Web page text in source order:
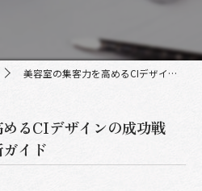
美容室の集客力を高めるCIデザインの成功戦略と空間づくり最新ガイド
るCIデザインの成功戦
イド